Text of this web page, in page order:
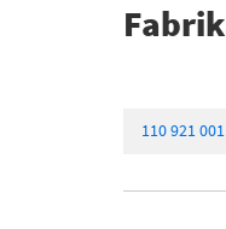
110 921 001